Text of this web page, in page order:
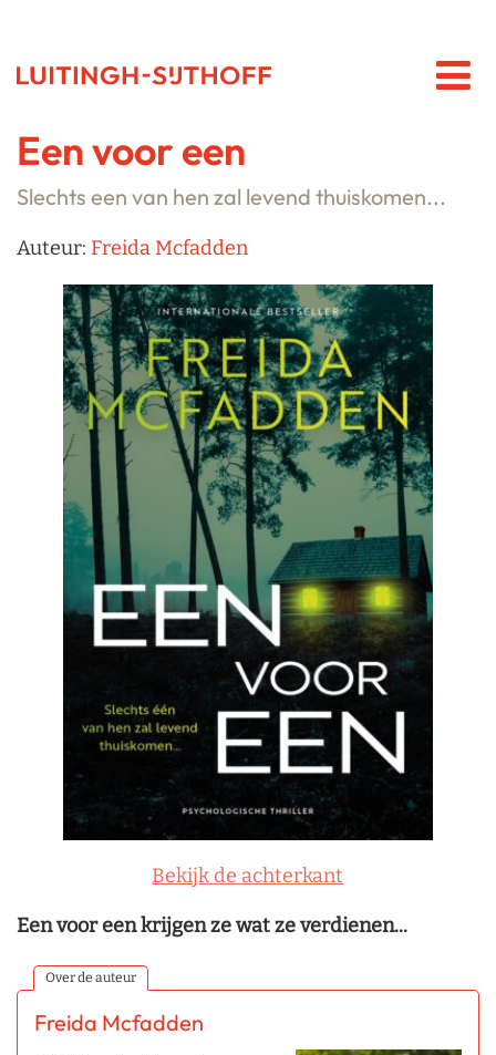
Een voor een
Slechts een van hen zal levend thuiskomen...
Auteur: Freida Mcfadden
Bekijk de achterkant
Een voor een krijgen ze wat ze verdienen...
Over de auteur
Freida Mcfadden